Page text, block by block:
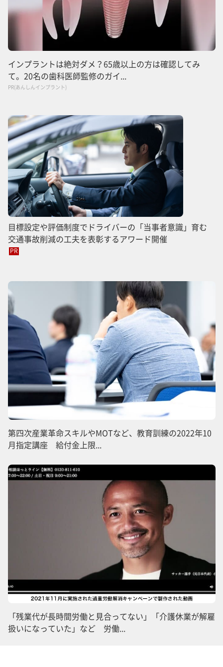
インプラントは絶対ダメ？65歳以上の方は確認してみ
て。20名の歯科医師監修のガイ...
PR(あんしんインプラント)
目標設定や評価制度でドライバーの「当事者意識」育む
交通事故削減の工夫を表彰するアワード開催
PR
第四次産業革命スキルやMOTなど、教育訓練の2022年10
月指定講座 給付金上限...
「残業代が長時間労働と見合ってない」「介護休業が解雇
扱いになっていた」など 労働...